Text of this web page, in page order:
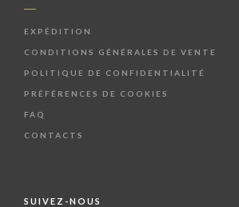
EXPÉDITION
CONDITIONS GÉNÉRALES DE VENTE
POLITIQUE DE CONFIDENTIALITÉ
PRÉFÉRENCES DE COOKIES
FAQ
CONTACTS
SUIVEZ-NOUS